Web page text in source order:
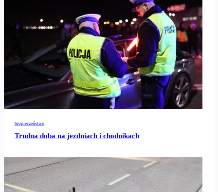
bezpieczeństwo
Trudna doba na jezdniach i chodnikach